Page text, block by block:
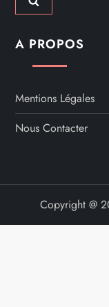
A PROPOS
Mentions Légales
Nous Contacter
Copyright @